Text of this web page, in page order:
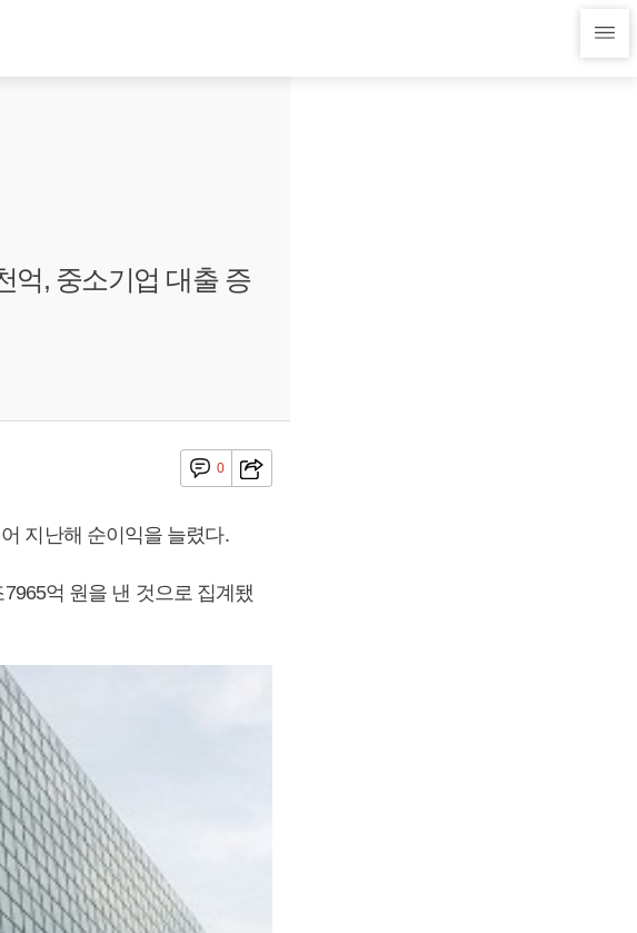
억, 중소기업 대출 증
0
지난해 순이익을 늘렸다.
억 원을 낸 것으로 집계됐